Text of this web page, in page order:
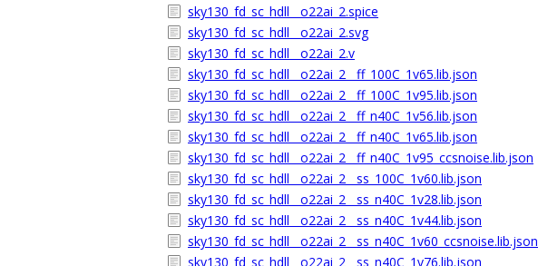
sky130_fd_sc_hdll__o22ai_2.spice
sky130_fd_sc_hdll__o22ai_2.svg
sky130_fd_sc_hdll__o22ai_2.v
sky130_fd_sc_hdll__o22ai_2__ff_100C_1v65.lib.json
sky130_fd_sc_hdll__o22ai_2__ff_100C_1v95.lib.json
sky130_fd_sc_hdll__o22ai_2__ff_n40C_1v56.lib.json
sky130_fd_sc_hdll__o22ai_2__ff_n40C_1v65.lib.json
sky130_fd_sc_hdll__o22ai_2__ff_n40C_1v95_ccsnoise.lib.json
sky130_fd_sc_hdll__o22ai_2__ss_100C_1v60.lib.json
sky130_fd_sc_hdll__o22ai_2__ss_n40C_1v28.lib.json
sky130_fd_sc_hdll__o22ai_2__ss_n40C_1v44.lib.json
sky130_fd_sc_hdll__o22ai_2__ss_n40C_1v60_ccsnoise.lib.json
sky130_fd_sc_hdll__o22ai_2__ss_n40C_1v76.lib.json